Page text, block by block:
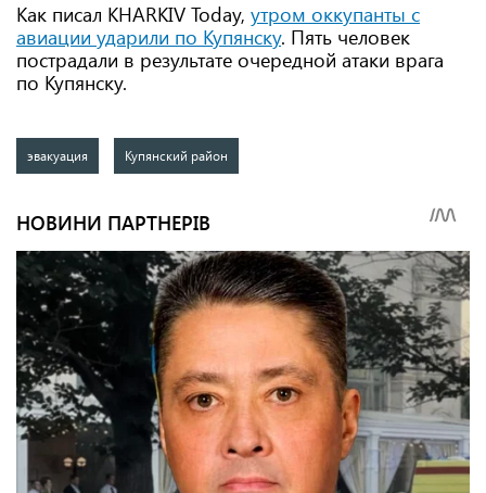
Как писал KHARKIV Today, утром оккупанты с
авиации ударили по Купянску. Пять человек
пострадали в результате очередной атаки врага
по Купянску.
эвакуация Купянский район